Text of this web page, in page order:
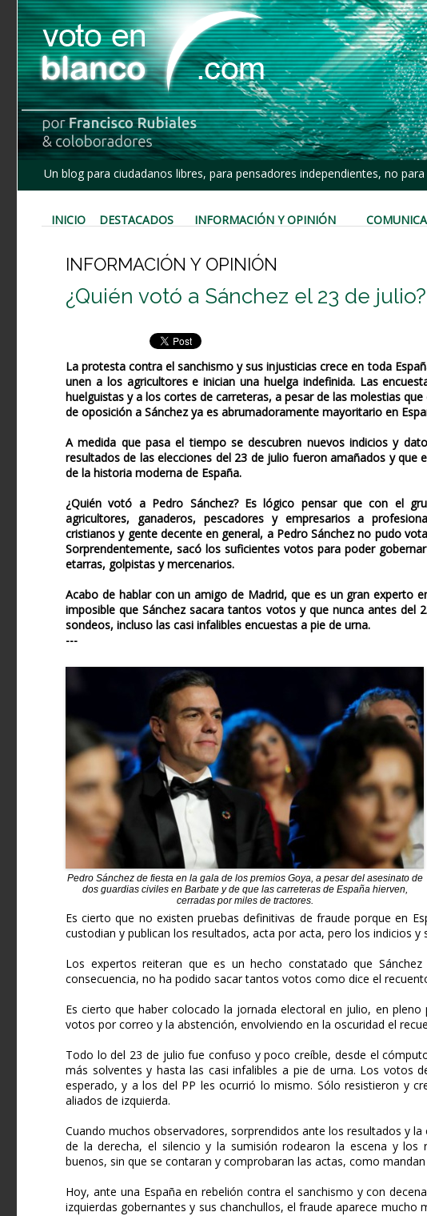
Un blog para ciudadanos libres, para pensadores independientes, no
INICIO DESTACADOS INFORMACIÓN Y OPINIÓN
INFORMACIÓN Y OPINIÓN
¿Quién votó a Sánchez el 23 de julio?
La protesta contra el sanchismo y sus injusticias crece en toda
unen a los agricultores e inician una huelga indefinida. Las
huelguistas y a los cortes de carreteras, a pesar de las molestias
de oposición a Sánchez ya es abrumadoramente mayoritario en
A medida que pasa el tiempo se descubren nuevos indicios y
resultados de las elecciones del 23 de julio fueron amañados y
de la historia moderna de España.
¿Quién votó a Pedro Sánchez? Es lógico pensar que con el
agricultores, ganaderos, pescadores y empresarios a
cristianos y gente decente en general, a Pedro Sánchez no pudo
Sorprendentemente, sacó los suficientes votos para poder
etarras, golpistas y mercenarios.
Acabo de hablar con un amigo de Madrid, que es un gran experto
imposible que Sánchez sacara tantos votos y que nunca antes
sondeos, incluso las casi infalibles encuestas a pie de urna.
---
Pedro Sánchez de fiesta en la gala de los premios Goya, a pesar del asesinato de
dos guardias civiles en Barbate y de que las carreteras de España hierven,
cerradas por miles de tractores.
Es cierto que no existen pruebas definitivas de fraude porque en
custodian y publican los resultados, acta por acta, pero los indicios
Los expertos reiteran que es un hecho constatado que
consecuencia, no ha podido sacar tantos votos como dice el
Es cierto que haber colocado la jornada electoral en julio, en
votos por correo y la abstención, envolviendo en la oscuridad el
Todo lo del 23 de julio fue confuso y poco creíble, desde el
más solventes y hasta las casi infalibles a pie de urna. Los votos
esperado, y a los del PP les ocurrió lo mismo. Sólo resistieron y
aliados de izquierda.
Cuando muchos observadores, sorprendidos ante los resultados y
de la derecha, el silencio y la sumisión rodearon la escena y los
buenos, sin que se contaran y comprobaran las actas, como
Hoy, ante una España en rebelión contra el sanchismo y con
izquierdas gobernantes y sus chanchullos, el fraude aparece mucho